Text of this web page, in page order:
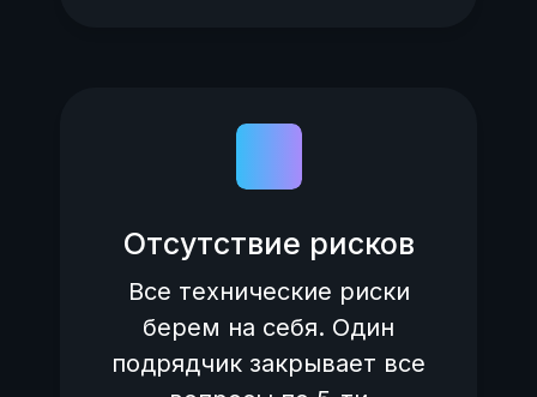
Отсутствие рисков
Все технические риски
берем на себя. Один
подрядчик закрывает все